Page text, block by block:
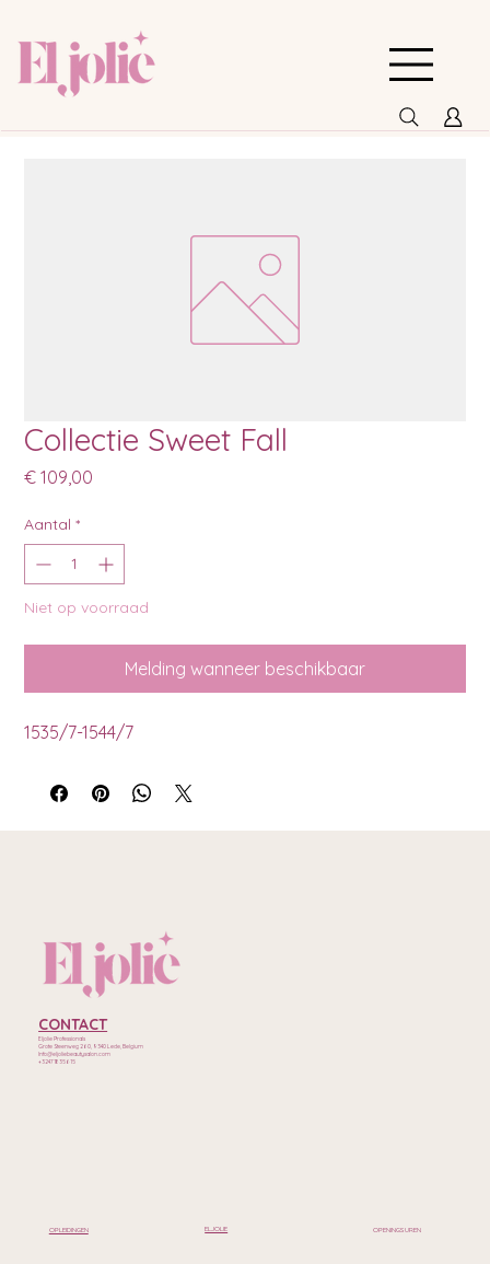
Collectie Sweet Fall
€ 109,00
Aantal *
Niet op voorraad
Melding wanneer beschikbaar
1535/7-1544/7
OPENINGSUREN
ELJOLIE
OPLEIDINGEN
CONTACT
Eljolie Professionals
Grote Steenweg 260, 9340 Lede, Belgium
Info@eljoliebeautysalon.com
+32471835615